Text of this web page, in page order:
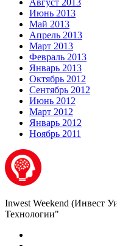
Август 2013
Июнь 2013
Май 2013
Апрель 2013
Март 2013
Февраль 2013
Январь 2013
Октябрь 2012
Сентябрь 2012
Июнь 2012
Март 2012
Январь 2012
Ноябрь 2011
Inwest Weekend (Инвест
Технологии"